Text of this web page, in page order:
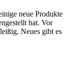
neue Produkte
hat. Vor
Neues gibt es